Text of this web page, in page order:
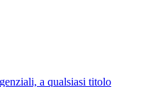
a qualsiasi titolo